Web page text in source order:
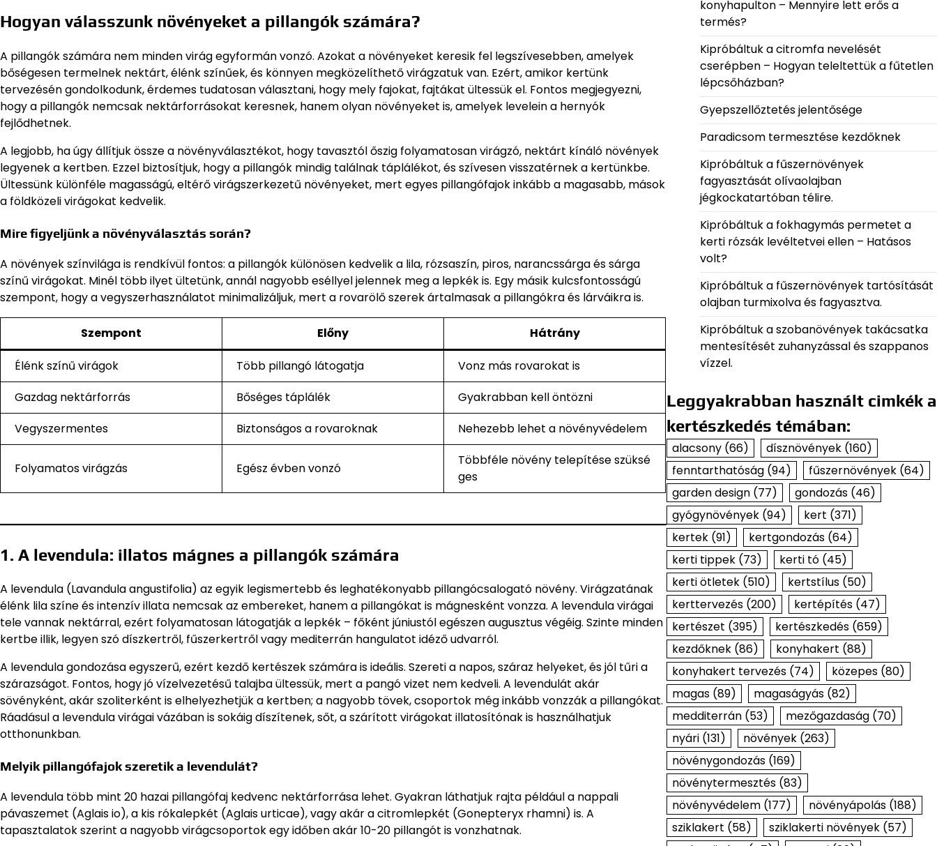
Hogyan válasszunk növényeket a pillangók számára?
A pillangók számára nem minden virág egyformán vonzó. Azokat a növényeket keresik fel legszívesebben, amelyek
bőségesen termelnek nektárt, élénk színűek, és könnyen megközelíthető virágzatuk van. Ezért, amikor kertünk
tervezésén gondolkodunk, érdemes tudatosan választani, hogy mely fajokat, fajtákat ültessük el. Fontos megjegyezni,
hogy a pillangók nemcsak nektárforrásokat keresnek, hanem olyan növényeket is, amelyek levelein a hernyók
fejlődhetnek.
A legjobb, ha úgy állítjuk össze a növényválasztékot, hogy tavasztól őszig folyamatosan virágzó, nektárt kínáló növények
legyenek a kertben. Ezzel biztosítjuk, hogy a pillangók mindig találnak táplálékot, és szívesen visszatérnek a kertünkbe.
Ültessünk különféle magasságú, eltérő virágszerkezetű növényeket, mert egyes pillangófajok inkább a magasabb, mások
a földközeli virágokat kedvelik.
Mire figyeljünk a növényválasztás során?
A növények színvilága is rendkívül fontos: a pillangók különösen kedvelik a lila, rózsaszín, piros, narancssárga és sárga
színű virágokat. Minél több ilyet ültetünk, annál nagyobb eséllyel jelennek meg a lepkék is. Egy másik kulcsfontosságú
szempont, hogy a vegyszerhasználatot minimalizáljuk, mert a rovarölő szerek ártalmasak a pillangókra és lárváikra is.
Szempont Előny Hátrány
Élénk színű virágok Több pillangó látogatja
Vonz más rovarokat is
Gazdag nektárforrás
Bőséges táplálék
Gyakrabban kell öntözni
Vegyszermentes
Biztonságos a rovaroknak Nehezebb lehet a növényvédelem
Folyamatos virágzás Egész évben vonzó
Többféle növény telepítése szüksé
ges
1. A levendula: illatos mágnes a pillangók számára
A levendula (Lavandula angustifolia) az egyik legismertebb és leghatékonyabb pillangócsalogató növény. Virágzatának
élénk lila színe és intenzív illata nemcsak az embereket, hanem a pillangókat is mágnesként vonzza. A levendula virágai
tele vannak nektárral, ezért folyamatosan látogatják a lepkék – főként júniustól egészen augusztus végéig. Szinte minden
kertbe illik, legyen szó díszkertről, fűszerkertről vagy mediterrán hangulatot idéző udvarról.
A levendula gondozása egyszerű, ezért kezdő kertészek számára is ideális. Szereti a napos, száraz helyeket, és jól tűri a
szárazságot. Fontos, hogy jó vízelvezetésű talajba ültessük, mert a pangó vizet nem kedveli. A levendulát akár
sövényként, akár szoliterként is elhelyezhetjük a kertben; a nagyobb tövek, csoportok még inkább vonzzák a pillangókat.
Ráadásul a levendula virágai vázában is sokáig díszítenek, sőt, a szárított virágokat illatosítónak is használhatjuk
otthonunkban.
Melyik pillangófajok szeretik a levendulát?
A levendula több mint 20 hazai pillangófaj kedvenc nektárforrása lehet. Gyakran láthatjuk rajta például a nappali
pávaszemet (Aglais io), a kis rókalepkét (Aglais urticae), vagy akár a citromlepkét (Gonepteryx rhamni) is. A
tapasztalatok szerint a nagyobb virágcsoportok egy időben akár 10-20 pillangót is vonzhatnak.
konyhapulton – Mennyire lett erős a
termés?
Kipróbáltuk a citromfa nevelését
cserépben – Hogyan teleltettük a fűtetlen
lépcsőházban?
Gyepszellőztetés jelentősége
Paradicsom termesztése kezdőknek
Kipróbáltuk a fűszernövények
fagyasztását olívaolajban
jégkockatartóban télire.
Kipróbáltuk a fokhagymás permetet a
kerti rózsák levéltetvei ellen – Hatásos
volt?
Kipróbáltuk a fűszernövények tartósítását
olajban turmixolva és fagyasztva.
Kipróbáltuk a szobanövények takácsatka
mentesítését zuhanyzással és szappanos
vízzel.
Leggyakrabban használt cimkék a
kertészkedés témában:
alacsony(66) dísznövények(160)
fenntarthatóság(94) fűszernövények(64)
garden design(77) gondozás(46)
gyógynövények(94) kert (371)
kertek(91) kertgondozás(64)
kerti tippek(73) kerti tó(45)
kerti ötletek(510) kertstílus(50)
kerttervezés(200) kertépítés(47)
kertészet (395) kertészkedés(659)
kezdőknek(86) konyhakert (88)
konyhakert tervezés(74) közepes(80)
magas(89) magaságyás(82)
medditerrán(53) mezőgazdaság(70)
nyári(131) növények(263)
növénygondozás(169)
növénytermesztés(83)
növényvédelem(177) növényápolás(188)
sziklakert (58) sziklakerti növények(57)